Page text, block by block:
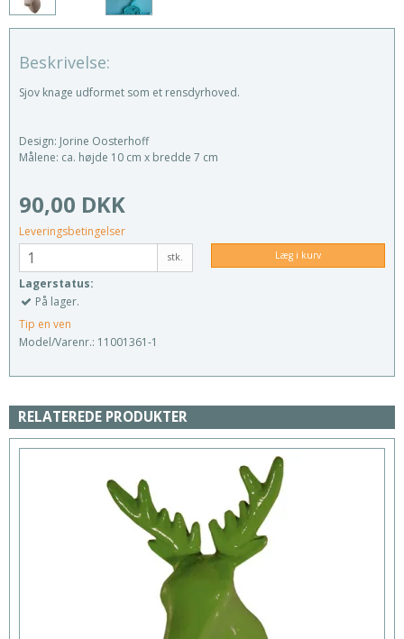
Beskrivelse:
Sjov knage udformet som et rensdyrhoved.
Design: Jorine Oosterhoff
Målene: ca. højde 10 cm x bredde 7 cm
90,00 DKK
Leveringsbetingelser
stk. Læg i kurv
Lagerstatus:
På lager.
Tip en ven
Model/Varenr.: 11001361-1
RELATEREDE PRODUKTER